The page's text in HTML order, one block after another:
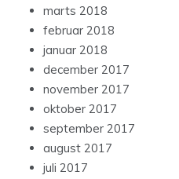
marts 2018
februar 2018
januar 2018
december 2017
november 2017
oktober 2017
september 2017
august 2017
juli 2017